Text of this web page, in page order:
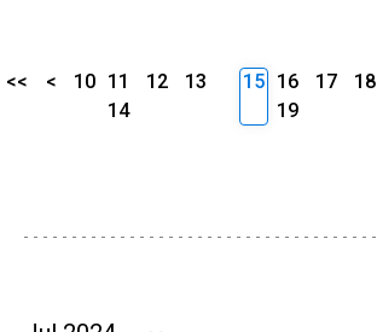
<< < 10 11 12
13
14
15 16 17
18
19